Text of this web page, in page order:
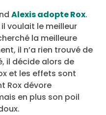
Alexis adopte Rox.
voulait le meilleur
la meilleure
il n’a rien trouvé de
il décide alors de
et les effets sont
Rox dévore
en plus son poil